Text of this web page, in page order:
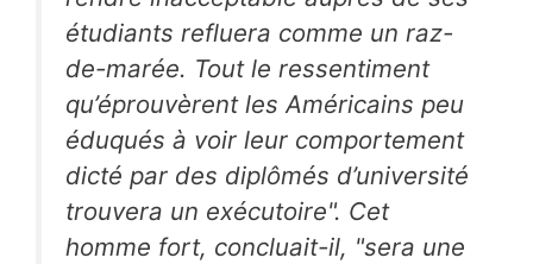
étudiants refluera comme un raz-
de-marée. Tout le ressentiment
qu’éprouvèrent les Américains peu
éduqués à voir leur comportement
dicté par des diplômés d’université
trouvera un exécutoire". Cet
homme fort, concluait-il, "sera une